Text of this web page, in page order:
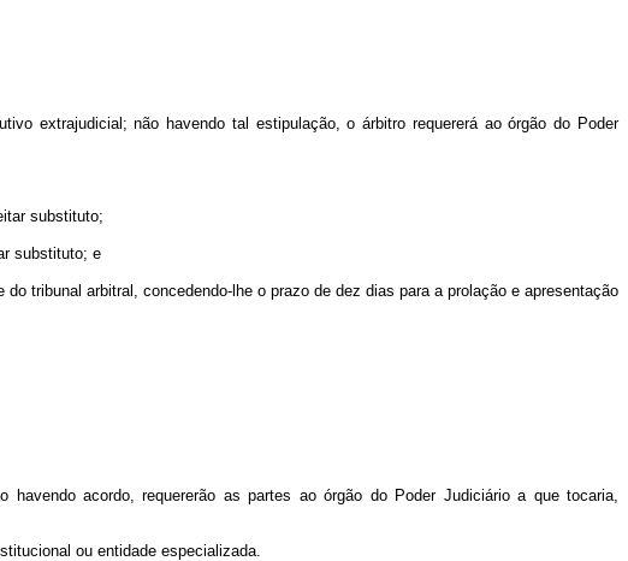
extrajudicial; não havendo tal estipulação, o árbitro requererá ao órgão do Poder
substituto;
substituto; e
tribunal arbitral, concedendo-lhe o prazo de dez dias para a prolação e apresentação
acordo, requererão as partes ao órgão do Poder Judiciário a que tocaria,
ou entidade especializada.